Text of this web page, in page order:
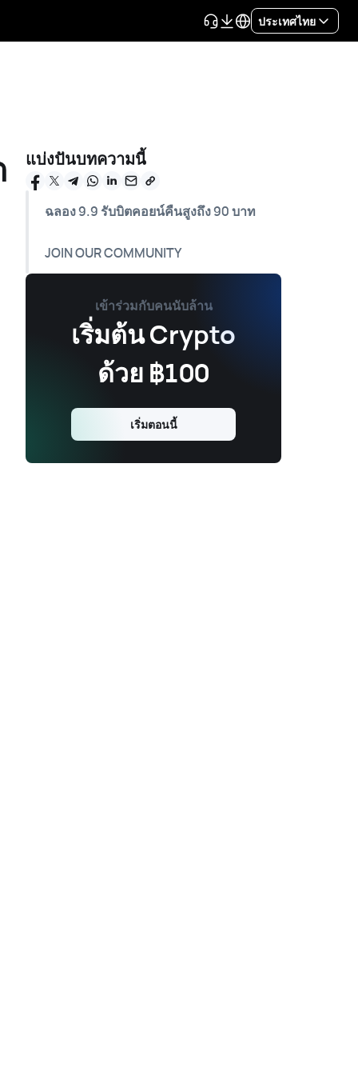
ประเทศไทย
แบ่งปันบทความนี้
ฉลอง 9.9 รับบิตคอยน์คืนสูงถึง 90 บาท
JOIN OUR COMMUNITY
เข้าร่วมกับคนนับล้าน
เริ่มต้น Crypto
ด้วย ฿100
เริ่มตอนนี้